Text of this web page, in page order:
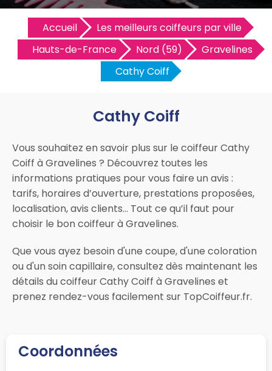
Accueil
Les meilleurs coiffeurs par ville
Hauts-de-France
Nord (59)
Gravelines
Cathy Coiff
Cathy Coiff
Vous souhaitez en savoir plus sur le coiffeur Cathy
Coiff à Gravelines ? Découvrez toutes les
informations pratiques pour vous faire un avis :
tarifs, horaires d’ouverture, prestations proposées,
localisation, avis clients… Tout ce qu’il faut pour
choisir le bon coiffeur à Gravelines.
Que vous ayez besoin d'une coupe, d'une coloration
ou d'un soin capillaire, consultez dès maintenant les
détails du coiffeur Cathy Coiff à Gravelines et
prenez rendez-vous facilement sur TopCoiffeur.fr.
Coordonnées